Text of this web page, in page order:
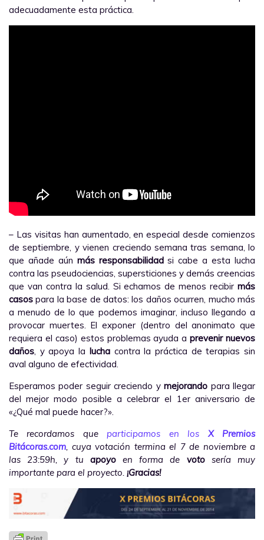
adecuadamente esta práctica.
– Las visitas han aumentado, en especial desde comienzos
de septiembre, y vienen creciendo semana tras semana, lo
que añade aún más responsabilidadsi cabe a esta lucha
contra las pseudociencias, supersticiones y demás creencias
que van contra la salud. Si echamos de menos recibir más
casos para la base de datos: los daños ocurren, mucho más
a menudo de lo que podemos imaginar, incluso llegando a
provocar muertes. El exponer (dentro del anonimato que
requiera el caso) estos problemas ayuda aprevenir nuevos
daños, y apoya la luchacontra la práctica de terapias sin
aval alguno de efectividad.
Esperamos poder seguir creciendo ymejorando para llegar
del mejor modo posible a celebrar el 1er aniversario de
«¿Qué mal puede hacer?».
Te recordamos que participamos en losX Premios
Bitácoras.com, cuya votación termina el 7 de noviembre a
las 23:59h, y tu apoyoen forma de votosería muy
importante para el proyecto. ¡Gracias!